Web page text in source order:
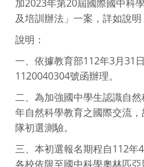
加2023年第20屆國際國中科
及培訓辦法」一案，詳如說明
說明：
一、依據教育部112年3月31
1120040304號函辦理。
二、為加強國中學生認識自
年自然科學教育之國際交流
隊初選測驗。
三、本初選報名期程自112年
各校依限至國中科學奧林匹